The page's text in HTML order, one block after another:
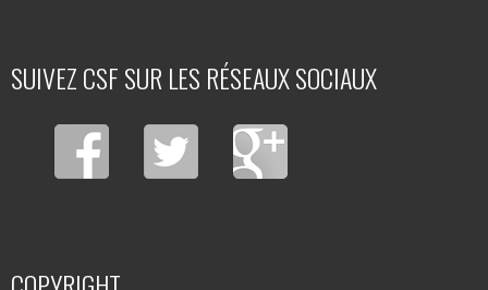
SUIVEZ CSF SUR LES RÉSEAUX SOCIAUX